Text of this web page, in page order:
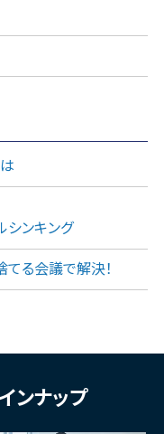
シンキング
る会議で解決！
ンナップ